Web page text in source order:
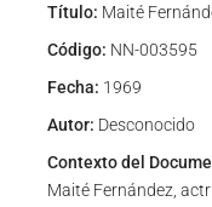
Título: Maité
Código: NN-003595
Fecha: 1969
Autor: Desconocido
Contexto del
Maité Fernández,